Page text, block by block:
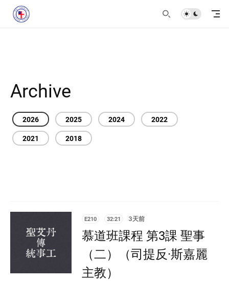
Archive
2026 2025 2024
2022
2021
2018
E210 32:21 3天前
慕道班課程 第3課 聖事
（二）（司提反·斯嘉麗
主教）